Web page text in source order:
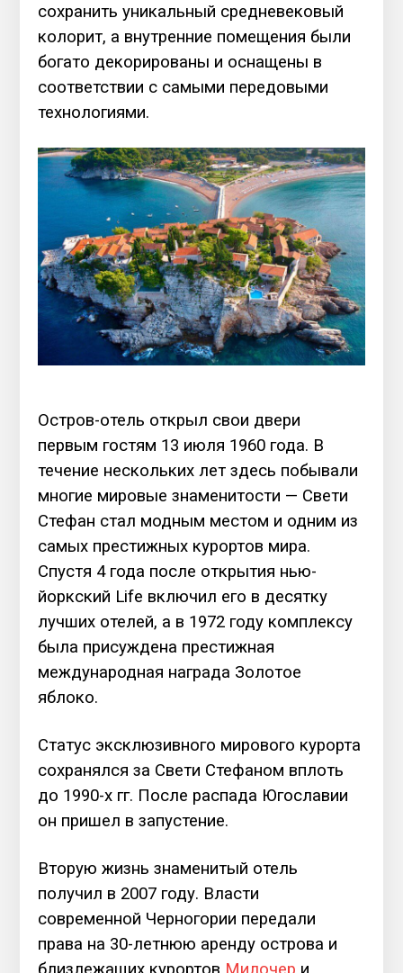
сохранить уникальный средневековый
колорит, а внутренние помещения были
богато декорированы и оснащены в
соответствии с самыми передовыми
технологиями.
Остров-отель открыл свои двери
первым гостям 13 июля 1960 года. В
течение нескольких лет здесь побывали
многие мировые знаменитости — Свети
Стефан стал модным местом и одним из
самых престижных курортов мира.
Спустя 4 года после открытия нью-
йоркский Life включил его в десятку
лучших отелей, а в 1972 году комплексу
была присуждена престижная
международная награда Золотое
яблоко.
Статус эксклюзивного мирового курорта
сохранялся за Свети Стефаном вплоть
до 1990-х гг. После распада Югославии
он пришел в запустение.
Вторую жизнь знаменитый отель
получил в 2007 году. Власти
современной Черногории передали
права на 30-летнюю аренду острова и
близлежащих курортов Милочер и